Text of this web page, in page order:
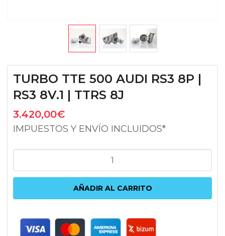
TURBO TTE 500 AUDI RS3 8P |
RS3 8V.1 | TTRS 8J
3.420,00€
IMPUESTOS Y ENVÍO INCLUIDOS*
TTE
AUDI
AÑADIR AL CARRITO